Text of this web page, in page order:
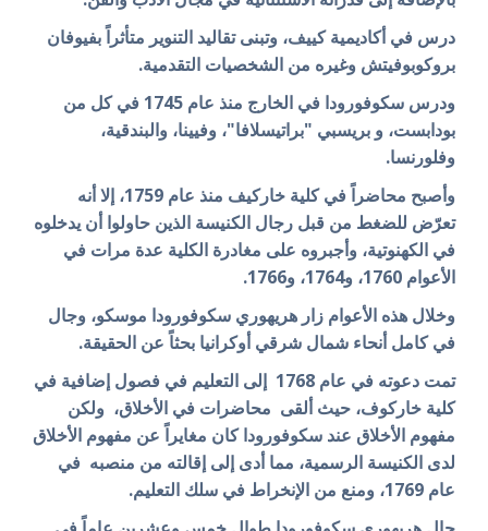
درس في أكاديمية كييف، وتبنى تقاليد التنوير متأثراً بفيوفان
بروكوبوفيتش وغيره من الشخصيات التقدمية.
ودرس سكوفورودا في الخارج منذ عام 1745 في كل من
بودابست، و بريسبي "براتيسلافا"، وفيينا، والبندقية،
وفلورنسا.
وأصبح محاضراً في كلية خاركيف منذ عام 1759، إلا أنه
تعرّض للضغط من قبل رجال الكنيسة الذين حاولوا أن يدخلوه
في الكهنوتية، وأجبروه على مغادرة الكلية عدة مرات في
الأعوام 1760، و1764، و1766.
وخلال هذه الأعوام زار هريهوري سكوفورودا موسكو، وجال
في كامل أنحاء شمال شرقي أوكرانيا بحثاً عن الحقيقة.
تمت دعوته في عام 1768 إلى التعليم في فصول إضافية في
كلية خاركوف، حيث ألقى محاضرات في الأخلاق، ولكن
مفهوم الأخلاق عند سكوفورودا كان مغايراً عن مفهوم الأخلاق
لدى الكنيسة الرسمية، مما أدى إلى إقالته من منصبه في
عام 1769، ومنع من الإنخراط في سلك التعليم.